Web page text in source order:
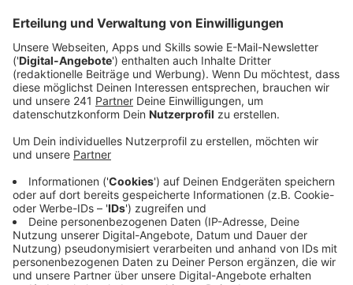
Haushaltsloch der Stadt
Anzeige
Einen Kunstrasenplatz hat der in Steinbüchel
ansässige Verein zwar bereits, aber um mehr Platz zu
schaffen, soll ein zweiter her. Der soll direkt nebenan
auf dem Noch-Ascheplatz gebaut werden. Weil der
Verein wegen der schwierigen Haushaltslage der
Stadt aber nicht auf Unterstützung setzen kann,